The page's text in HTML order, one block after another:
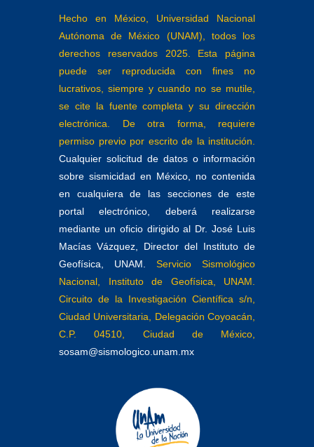
Hecho en México, Universidad Nacional
Autónoma de México (UNAM), todos los
derechos reservados 2025. Esta página
puede ser reproducida con fines no
lucrativos, siempre y cuando no se mutile,
se cite la fuente completa y su dirección
electrónica. De otra forma, requiere
permiso previo por escrito de la institución.
Cualquier solicitud de datos o información
sobre sismicidad en México, no contenida
en cualquiera de las secciones de este
portal electrónico, deberá realizarse
mediante un oficio dirigido al Dr. José Luis
Macías Vázquez, Director del Instituto de
Geofísica, UNAM.
Servicio Sismológico
Nacional, Instituto de Geofísica, UNAM.
Circuito de la Investigación Científica s/n,
Ciudad Universitaria, Delegación Coyoacán,
C.P. 04510, Ciudad de México,
sosam@sismologico.unam.mx